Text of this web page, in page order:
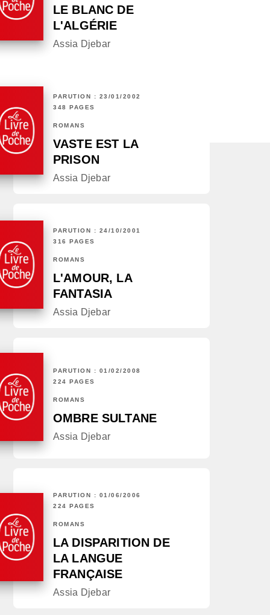
LE BLANC DE
L'ALGÉRIE
Assia Djebar
PARUTION : 23/01/2002
348 PAGES
ROMANS
VASTE EST LA
PRISON
Assia Djebar
PARUTION : 24/10/2001
316 PAGES
ROMANS
L'AMOUR, LA
FANTASIA
Assia Djebar
PARUTION : 01/02/2008
224 PAGES
ROMANS
OMBRE SULTANE
Assia Djebar
PARUTION : 01/06/2006
224 PAGES
ROMANS
LA DISPARITION DE
LA LANGUE
FRANÇAISE
Assia Djebar